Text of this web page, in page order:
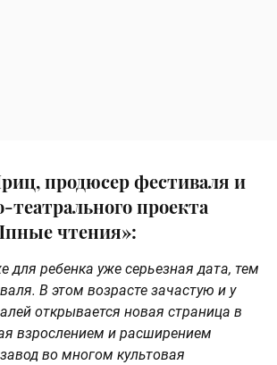
продюсер фестиваля и
театрального проекта
чтения»:
для ребенка уже серьезная дата, тем
В этом возрасте зачастую и у
открывается новая страница в
взрослением и расширением
во многом культовая